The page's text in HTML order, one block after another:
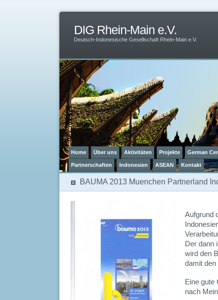
DIG Rhein-Main e.V.
Deutsch-Indonesische Gesellschaft Rhein-Main e.V.
Home Über uns Aktivitäten Projekte German
Partnerschaften Indonesien ASEAN Kontakt
BAUMA 2013 Muenchen Partnerland
Aufgrund
Der dann
wird den
damit den
Eine gute
nach